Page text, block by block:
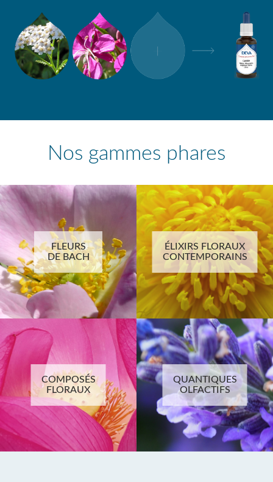
Nos gammes phares
FLEURS
DE BACH
ÉLIXIRS FLORAUX
CONTEMPORAINS
COMPOSÉS
FLORAUX
QUANTIQUES
OLFACTIFS